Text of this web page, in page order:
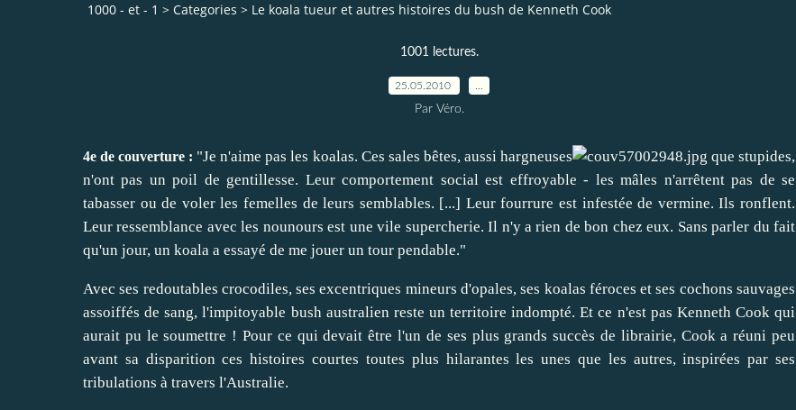
1000 - et - 1 > Categories > Le koala tueur et autres histoires du bush de Kenneth Cook
1001 lectures.
25.05.2010
Par Véro.
4e de couverture : "Je n'aime pas les koalas. Ces sales bêtes, aussi hargneuses
que stupides,
n'ont pas un poil de gentillesse. Leur comportement social est effroyable - les mâles n'arrêtent pas de se
tabasser ou de voler les femelles de leurs semblables. [...] Leur fourrure est infestée de vermine. Ils ronflent.
Leur ressemblance avec les nounours est une vile supercherie. Il n'y a rien de bon chez eux. Sans parler du fait
qu'un jour, un koala a essayé de me jouer un tour pendable."
Avec ses redoutables crocodiles, ses excentriques mineurs d'opales, ses koalas féroces et ses cochons sauvages
assoiffés de sang, l'impitoyable bush australien reste un territoire indompté. Et ce n'est pas Kenneth Cook qui
aurait pu le soumettre ! Pour ce qui devait être l'un de ses plus grands succès de librairie, Cook a réuni peu
avant sa disparition ces histoires courtes toutes plus hilarantes les unes que les autres, inspirées par ses
tribulations à travers l'Australie.